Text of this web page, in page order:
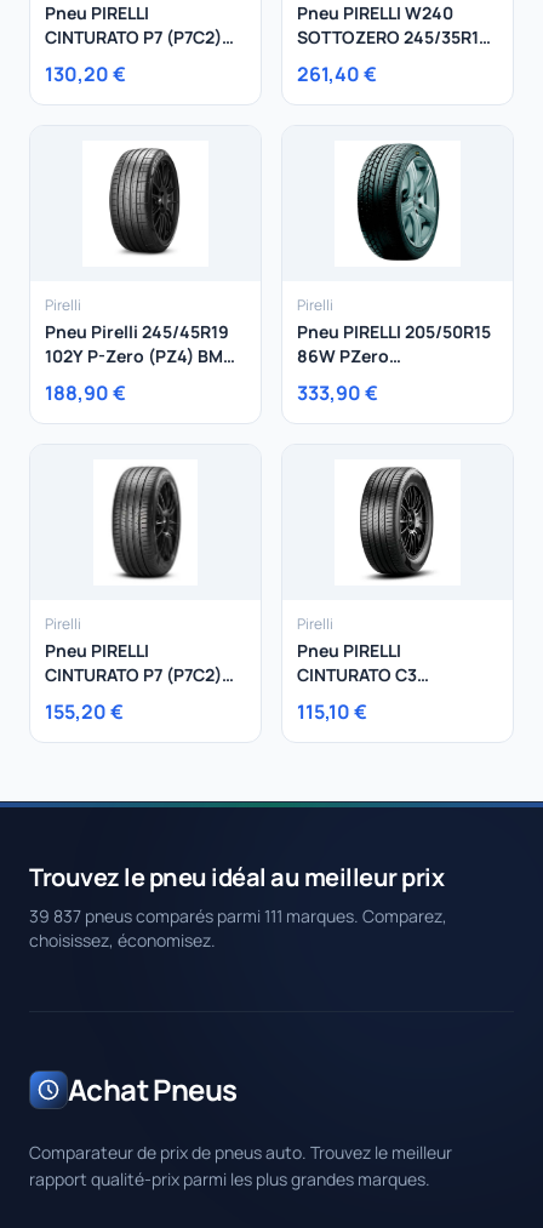
Pneu PIRELLI
CINTURATO P7 (P7C2)
225/50R17 94Y
130,20 €
Pneu PIRELLI W240
SOTTOZERO 245/35R18
92V
261,40 €
Pirelli
Pneu Pirelli 245/45R19
102Y P-Zero (PZ4) BMW
Mini Mercedes XL
188,90 €
Pirelli
Pneu PIRELLI 205/50R15
86W PZero
Asimmetrico
333,90 €
Pirelli
Pneu PIRELLI
CINTURATO P7 (P7C2)
215/55R17 94V
155,20 €
Pirelli
Pneu PIRELLI
CINTURATO C3
205/55R17 95W
115,10 €
Trouvez le pneu idéal au meilleur prix
39 837 pneus comparés parmi 111 marques. Comparez,
choisissez, économisez.
Achat Pneus
Comparateur de prix de pneus auto. Trouvez le meilleur
rapport qualité-prix parmi les plus grandes marques.